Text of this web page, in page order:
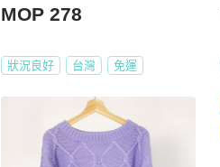
MOP 278
狀況良好 台灣 免運